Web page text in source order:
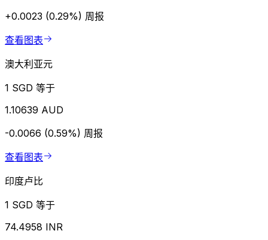
+0.0023 (0.29%) 周报
查看图表
澳大利亚元
1 SGD 等于
1.10639 AUD
-0.0066 (0.59%) 周报
查看图表
印度卢比
1 SGD 等于
74.4958 INR